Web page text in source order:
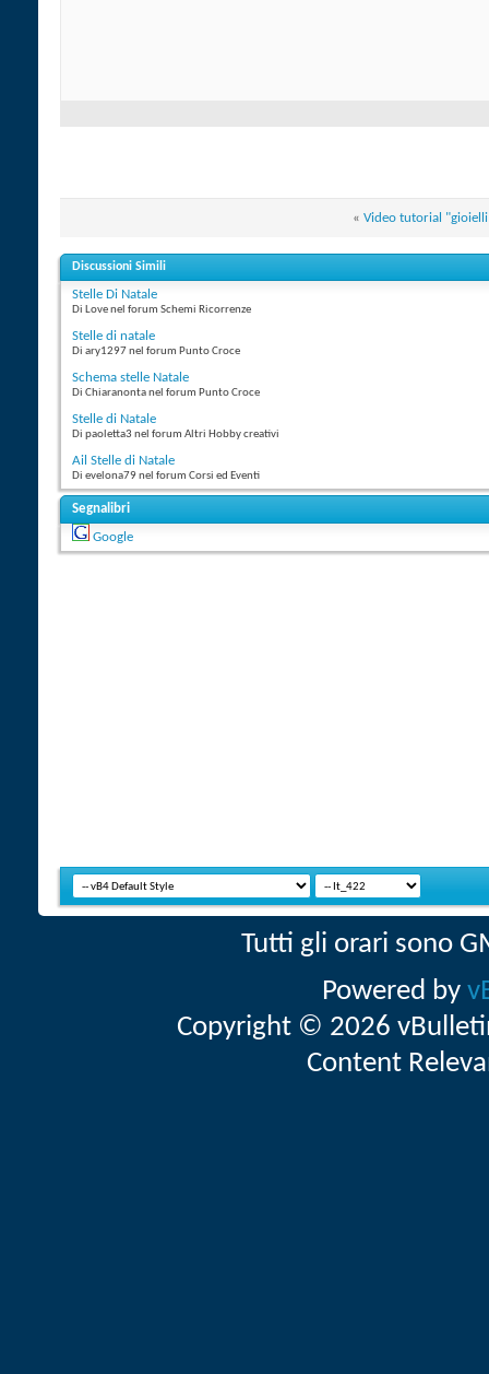
« Video tutorial
Discussioni Simili
Stelle Di Natale
Di Love nel forum Schemi Ricorrenze
Stelle di natale
Di ary1297 nel forum Punto Croce
Schema stelle Natale
Di Chiaranonta nel forum Punto Croce
Stelle di Natale
Di paoletta3 nel forum Altri Hobby creativi
Ail Stelle di Natale
Di evelona79 nel forum Corsi ed Eventi
Segnalibri
Google
Tutti gli orari sono
Powered by
Copyright © 2026
Content